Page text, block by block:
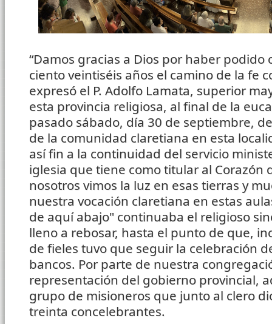
“Damos gracias a Dios por haber
ciento veintiséis años el camino de la fe
expresó el P. Adolfo Lamata, superior
esta provincia religiosa, al final de la
pasado sábado, día 30 de septiembre,
de la comunidad claretiana en esta
así fin a la continuidad del servicio
iglesia que tiene como titular al Corazón
nosotros vimos la luz en esas tierras y
nuestra vocación claretiana en estas
de aquí abajo" continuaba el religioso
lleno a rebosar, hasta el punto de que,
de fieles tuvo que seguir la celebración
bancos. Por parte de nuestra
representación del gobierno provincial,
grupo de misioneros que junto al clero
treinta concelebrantes.